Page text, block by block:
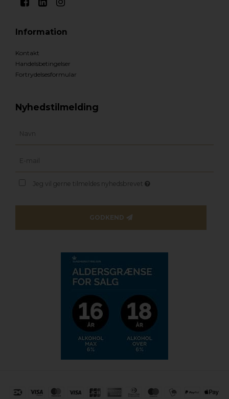
Information
Kontakt
Handelsbetingelser
Fortrydelsesformular
Nyhedstilmelding
Jeg vil gerne tilmeldes nyhedsbrevet
GODKEND